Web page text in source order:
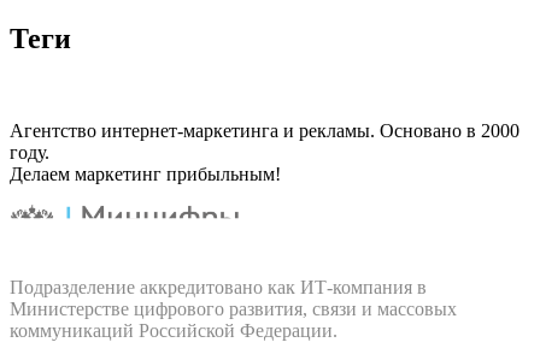
Теги
Агентство интернет-маркетинга и рекламы. Основано в 2000
году.
Делаем маркетинг прибыльным!
Подразделение аккредитовано как ИТ‑компания в
Министерстве цифрового развития, связи и массовых
коммуникаций Российской Федерации.